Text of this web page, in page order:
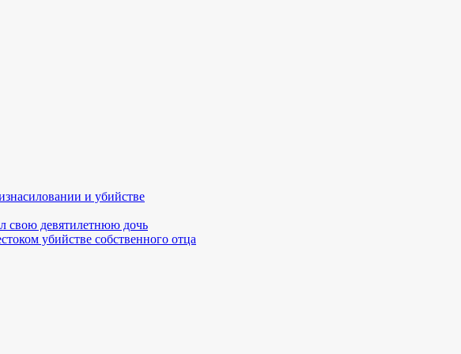
и убийстве
свою девятилетнюю дочь
убийстве собственного отца